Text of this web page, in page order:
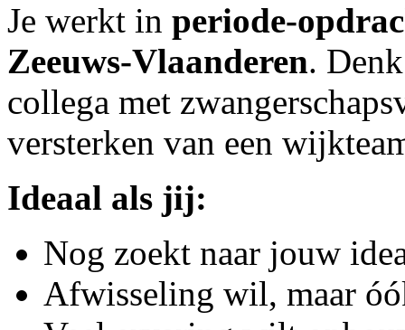
Je werkt in periode-
Zeeuws-Vlaanderen.
collega met
versterken van een
Ideaal als jij:
Nog zoekt naar jouw
Afwisseling wil, maar